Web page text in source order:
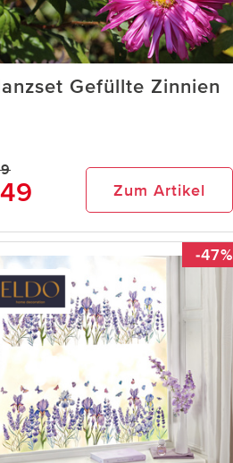
Gefüllte Zinnien
Zum Artikel
-47%